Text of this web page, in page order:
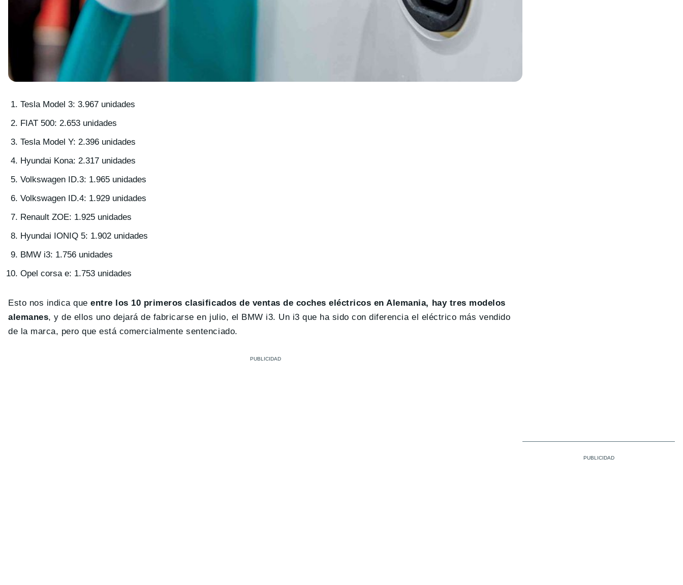
Tesla Model 3: 3.967 unidades
FIAT 500: 2.653 unidades
Tesla Model Y: 2.396 unidades
Hyundai Kona: 2.317 unidades
Volkswagen ID.3: 1.965 unidades
Volkswagen ID.4: 1.929 unidades
Renault ZOE: 1.925 unidades
Hyundai IONIQ 5: 1.902 unidades
BMW i3: 1.756 unidades
Opel corsa e: 1.753 unidades
Esto nos indica que entre los 10 primeros clasificados de ventas de coches eléctricos en Alemania, hay tres modelos
alemanes, y de ellos uno dejará de fabricarse en julio, el BMW i3. Un i3 que ha sido con diferencia el eléctrico más vendido
de la marca, pero que está comercialmente sentenciado.